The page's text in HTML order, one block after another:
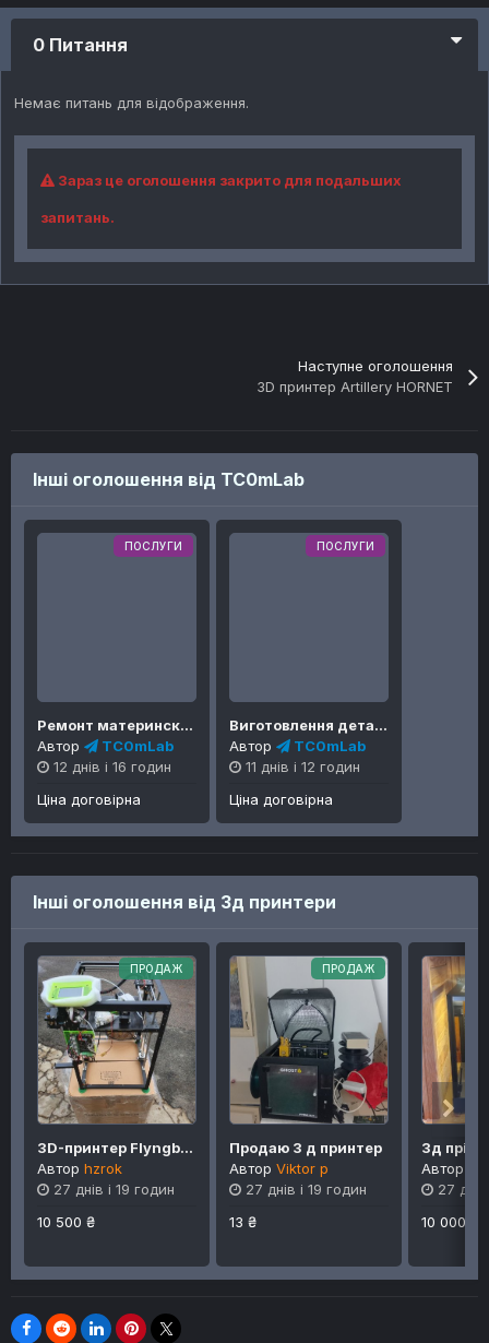
0 Питання
Немає питань для відображення.
Зараз це оголошення закрито для подальших
запитань.
Наступне оголошення
3D принтер Artillery HORNET
Інші оголошення від TC0mLab
ПОСЛУГИ
Ремонт материнских плат та електроніки
Автор
TC0mLab
12 днів і 16 годин
Ціна договірна
ПОСЛУГИ
Виготовлення деталей з алюмінію та ін матеріалів
Автор
TC0mLab
11 днів і 12 годин
Ціна договірна
Інші оголошення від 3д принтери
ПРОДАЖ
3D-принтер Flyngbear P905Х
Автор hzrok
27 днів і 19 годин
10 500 ₴
ПРОДАЖ
Продаю 3 д принтер
Автор Viktor p
27 днів і 19 годин
13 ₴
Автор
27
10 000 ₴